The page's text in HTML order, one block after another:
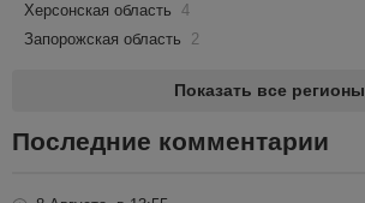
Херсонская область 4
Запорожская область
2
Показать все регионы
Последние комментарии